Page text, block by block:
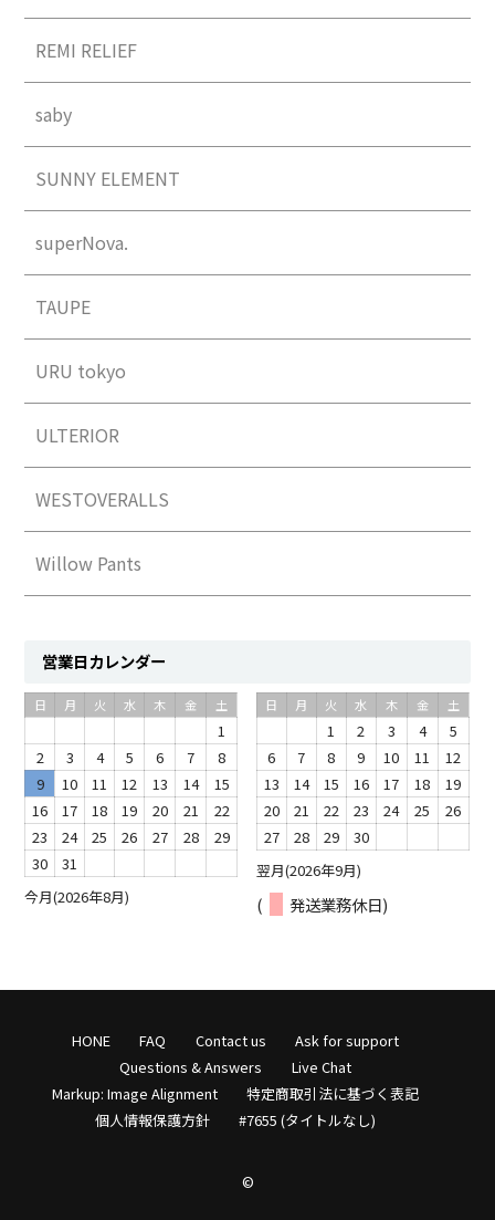
REMI RELIEF
saby
SUNNY ELEMENT
superNova.
TAUPE
URU tokyo
ULTERIOR
WESTOVERALLS
Willow Pants
営業日カレンダー
今月(2026年8月)
日 月 火 水 木 金 土
1
2
3 4 5 6 7
8
9
10 11 12 13 14
15
16
17 18 19 20 21
22
23
24 25 26 27 28
29
30
31 翌月(2026年9月)
日 月 火 水 木 金 土
1 2 3 4
5
6
7 8 9 10 11
12
13
14 15 16 17 18
19
20
21 22 23 24 25
26
27
28 29 30
( 発送業務休日)
HONE FAQ Contact us
Ask for support
Questions & Answers
Live Chat
Markup: Image Alignment
特定商取引法に基づく表記
個人情報保護方針
#7655 (タイトルなし)
©